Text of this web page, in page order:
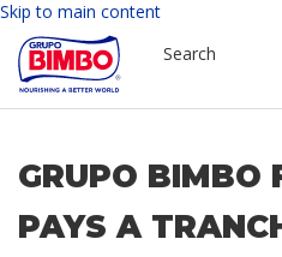
Skip to main content
Search
GRUPO BIMBO
PAYS A